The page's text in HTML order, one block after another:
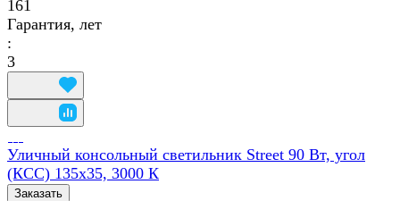
161
Гарантия, лет
:
3
Уличный консольный светильник Street 90 Вт, угол
(КСС) 135х35, 3000 К
Заказать